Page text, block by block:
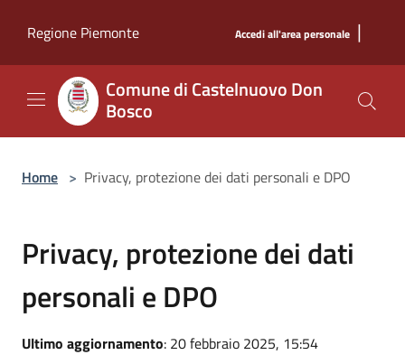
Regione Piemonte
Accedi all'area personale |
Comune di Castelnuovo Don
Bosco
Home > Privacy, protezione dei dati personali e DPO
Privacy, protezione dei dati
personali e DPO
Ultimo aggiornamento: 20 febbraio 2025, 15:54